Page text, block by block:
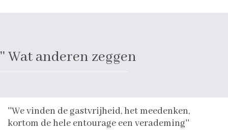
'' Wat anderen zeggen
''We vinden de gastvrijheid, het meedenken,
kortom de hele entourage een verademing''